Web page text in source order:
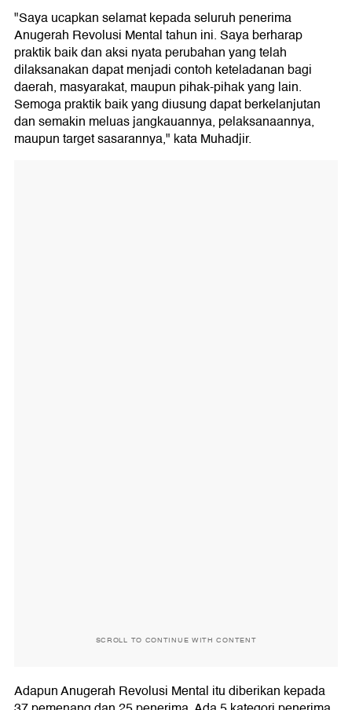
"Saya ucapkan selamat kepada seluruh penerima
Anugerah Revolusi Mental tahun ini. Saya berharap
praktik baik dan aksi nyata perubahan yang telah
dilaksanakan dapat menjadi contoh keteladanan bagi
daerah, masyarakat, maupun pihak-pihak yang lain.
Semoga praktik baik yang diusung dapat berkelanjutan
dan semakin meluas jangkauannya, pelaksanaannya,
maupun target sasarannya," kata Muhadjir.
SCROLL TO CONTINUE WITH CONTENT
Adapun Anugerah Revolusi Mental itu diberikan kepada